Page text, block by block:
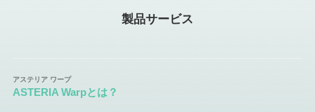
製品サービス
ASTERIA Warpとは？